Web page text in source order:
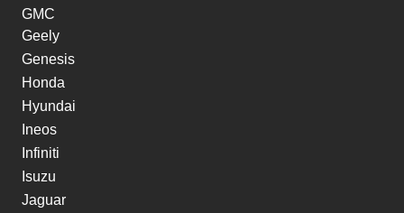
GMC
Geely
Genesis
Honda
Hyundai
Ineos
Infiniti
Isuzu
Jaguar